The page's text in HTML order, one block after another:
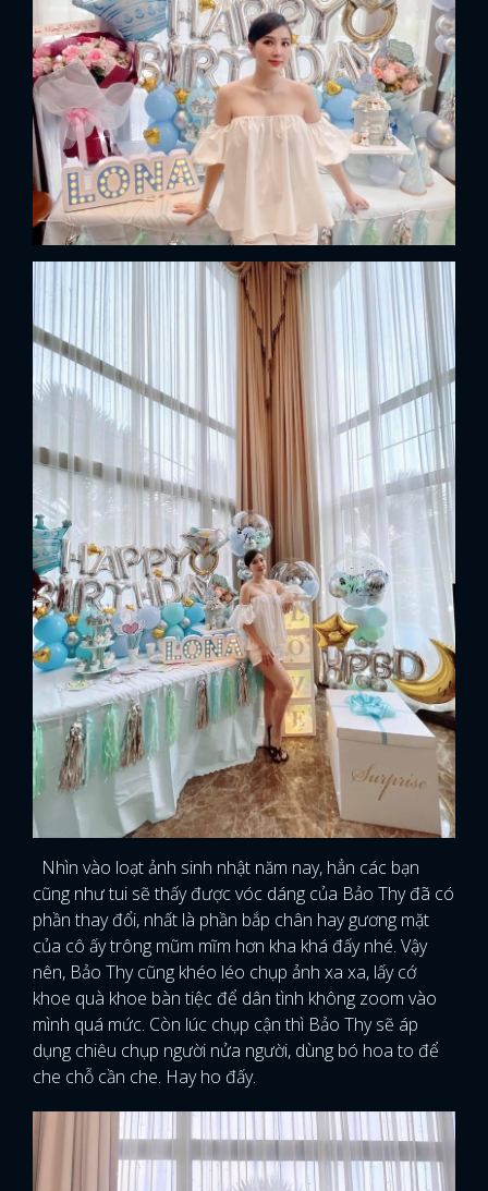
Nhìn vào loạt ảnh sinh nhật năm nay, hẳn các bạn
cũng như tui sẽ thấy được vóc dáng của Bảo Thy đã có
phần thay đổi, nhất là phần bắp chân hay gương mặt
của cô ấy trông mũm mĩm hơn kha khá đấy nhé. Vậy
nên, Bảo Thy cũng khéo léo chụp ảnh xa xa, lấy cớ
khoe quà khoe bàn tiệc để dân tình không zoom vào
mình quá mức. Còn lúc chụp cận thì Bảo Thy sẽ áp
dụng chiêu chụp người nửa người, dùng bó hoa to để
che chỗ cần che. Hay ho đấy.